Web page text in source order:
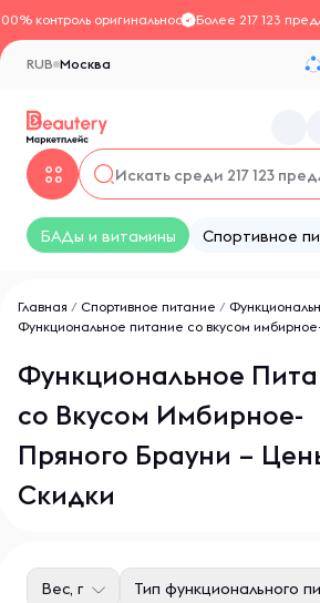
контроль оригинальностиБолее 217 123
Москва
RUB
БАДы и витамины Спортивное
Главная / Спортивное питание /
Функциональное питание со вкусом
Функциональное
со Вкусом Имбирное-
Пряного Брауни –
Скидки
Вес, г Тип функционального